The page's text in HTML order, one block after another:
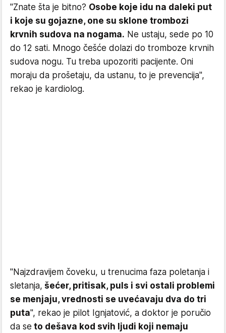
"Znate šta je bitno? Osobe koje idu na daleki put
i koje su gojazne, one su sklone trombozi
krvnih sudova na nogama. Ne ustaju, sede po 10
do 12 sati. Mnogo češće dolazi do tromboze krvnih
sudova nogu. Tu treba upozoriti pacijente. Oni
moraju da prošetaju, da ustanu, to je prevencija",
rekao je kardiolog.
"Najzdravijem čoveku, u trenucima faza poletanja i
sletanja, šećer, pritisak, puls i svi ostali problemi
se menjaju, vrednosti se uvećavaju dva do tri
puta", rekao je pilot Ignjatović, a doktor je poručio
da se to dešava kod svih ljudi koji nemaju